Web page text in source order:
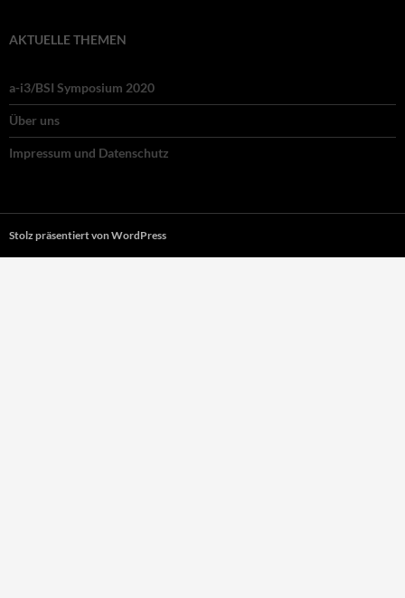
AKTUELLE THEMEN
a-i3/BSI Symposium 2020
Über uns
Impressum und Datenschutz
Stolz präsentiert von WordPress